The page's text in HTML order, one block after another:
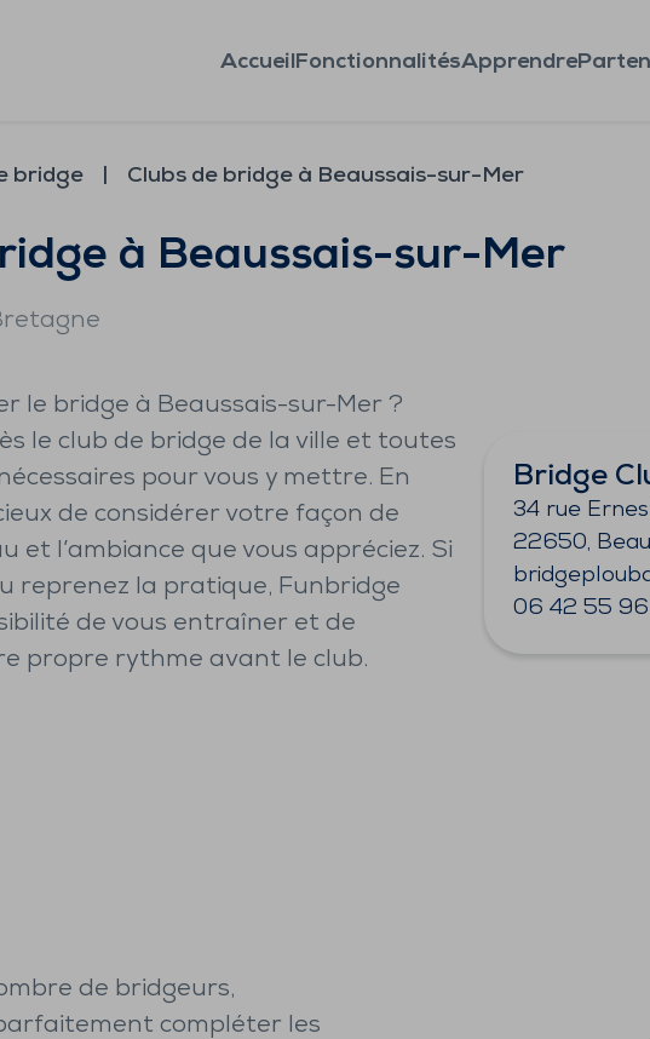
AccueilFonctionnalitésApprendre
bridge Clubs de bridge à Beaussais-sur-Mer
à Beaussais-sur-Mer
le bridge à Beaussais-sur-Mer ?
le club de bridge de la ville et toutes
pour vous y mettre. En
de considérer votre façon de
et l’ambiance que vous appréciez. Si
reprenez la pratique, Funbridge
de vous entraîner et de
propre rythme avant le club.
Bridge
34 rue
22650,
06 42 55
de bridgeurs,
compléter les